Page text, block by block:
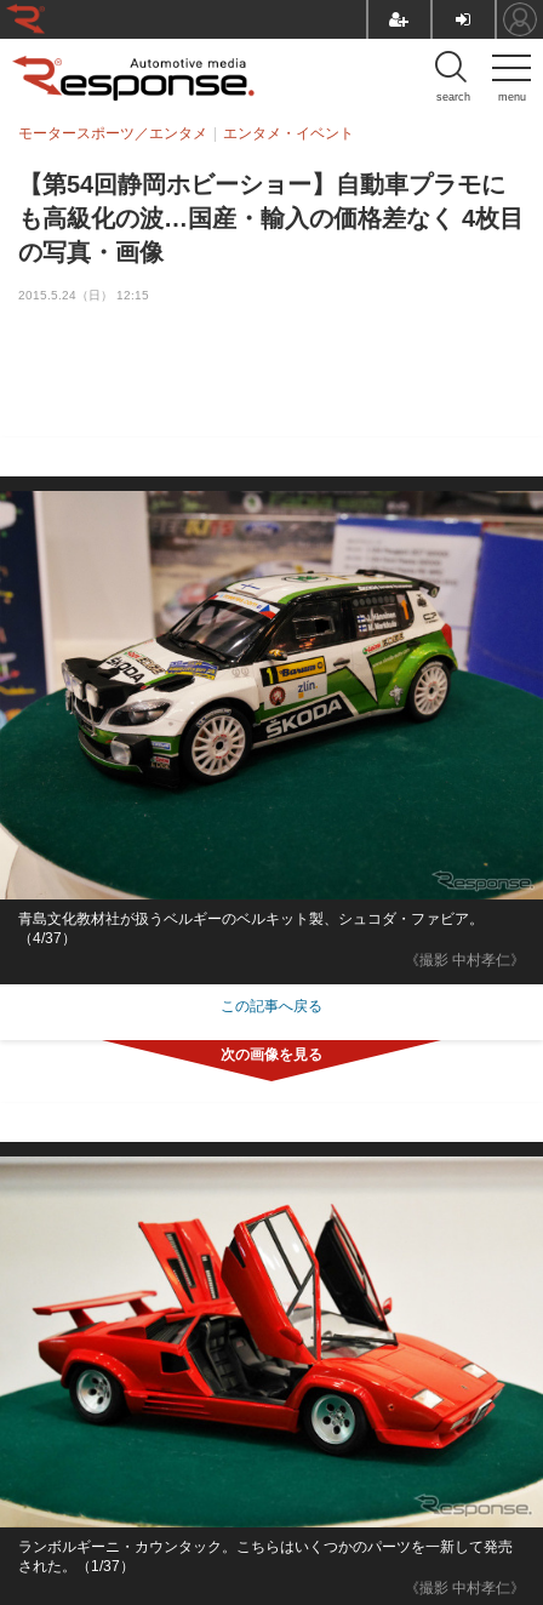
menu
search
【第54回静岡ホビーショー】自動車プラモに
も高級化の波…国産・輸入の価格差なく 4枚目
の写真・画像
モータースポーツ／エンタメ エンタメ・イベント
2015.5.24（日） 12:15
《撮影 中村孝仁》
青島文化教材社が扱うベルギーのベルキット製、シュコダ・ファビア。
（4/37）
この記事へ戻る
《撮影 中村孝仁》
ランボルギーニ・カウンタック。こちらはいくつかのパーツを一新して発売
された。（1/37）